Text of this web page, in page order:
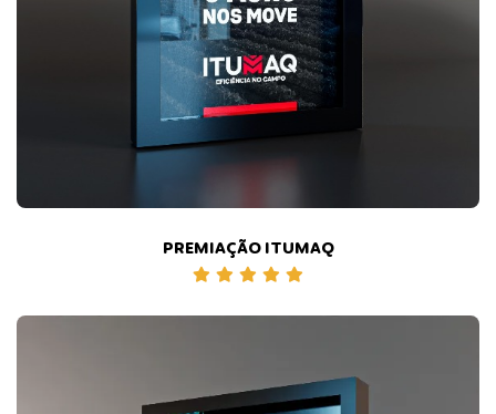
PREMIAÇÃO ITUMAQ